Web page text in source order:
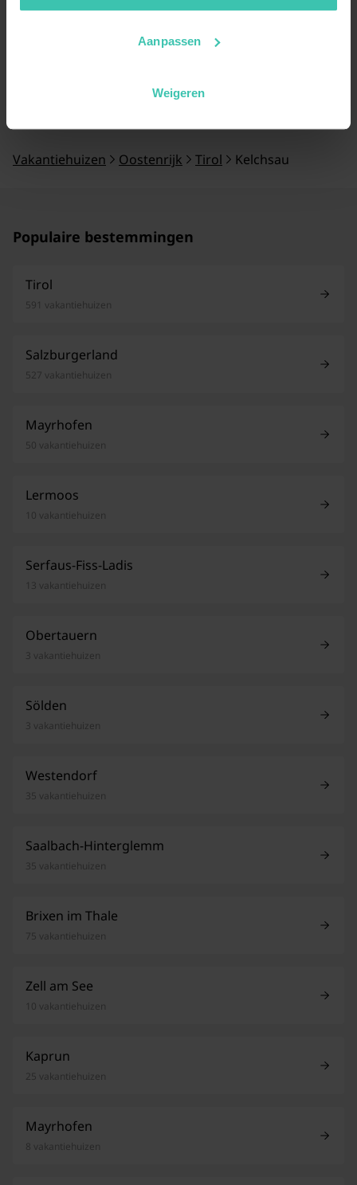
Aanpassen
Weigeren
Vakantiehuizen Oostenrijk Tirol Kelchsau
Populaire bestemmingen
Tirol
591 vakantiehuizen
Salzburgerland
527 vakantiehuizen
Mayrhofen
50 vakantiehuizen
Lermoos
10 vakantiehuizen
Serfaus-Fiss-Ladis
13 vakantiehuizen
Obertauern
3 vakantiehuizen
Sölden
3 vakantiehuizen
Westendorf
35 vakantiehuizen
Saalbach-Hinterglemm
35 vakantiehuizen
Brixen im Thale
75 vakantiehuizen
Zell am See
10 vakantiehuizen
Kaprun
25 vakantiehuizen
Mayrhofen
8 vakantiehuizen